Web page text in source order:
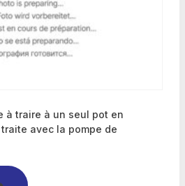
à traire à un seul pot en
avec la pompe de